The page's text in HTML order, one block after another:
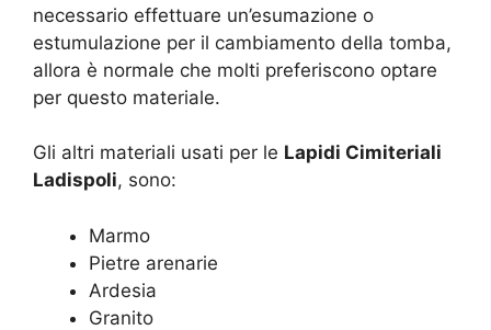
necessario effettuare un’esumazione o
estumulazione per il cambiamento della tomba,
allora è normale che molti preferiscono optare
per questo materiale.
Gli altri materiali usati per le Lapidi Cimiteriali
Ladispoli, sono:
Marmo
Pietre arenarie
Ardesia
Granito